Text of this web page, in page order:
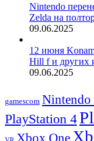
Nintendo
Zelda на
09.06.2025
12 июня
Hill f и других
09.06.2025
gamescom Nintendo
PlayStation 4
Xbox One